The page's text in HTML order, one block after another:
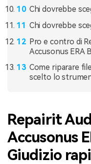
Chi dovrebbe
Chi dovrebbe
Pro e contro di
Accusonus ERA
Come riparare
scelto lo
Repairit
Accusonus
Giudizio